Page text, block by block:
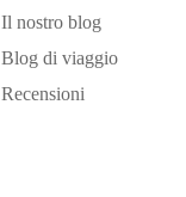
Il nostro blog
Blog di viaggio
Recensioni